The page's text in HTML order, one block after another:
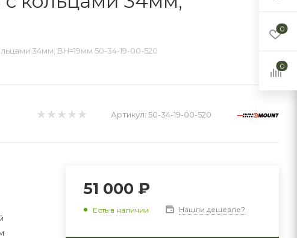
34мм, BH=19мм 50-34-19-00-520
Артикул: 50-34-19-00-520
51 000 ₽
Есть в наличии Нашли дешевле?
0
0